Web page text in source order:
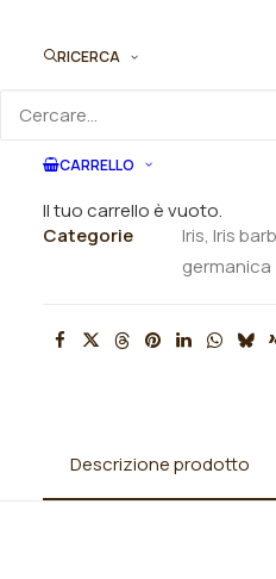
RICERCA
CARRELLO
Il tuo carrello è vuoto.
SKU
N/A
Categorie
Iris, Iris
germanica
Descrizione prodotto